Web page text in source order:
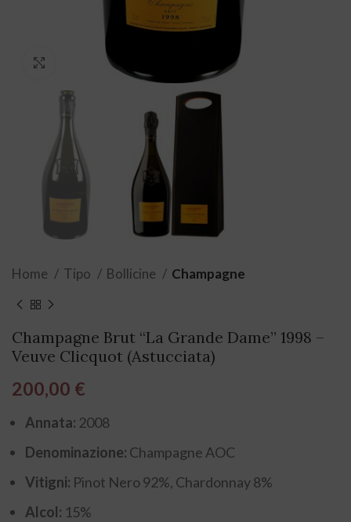
Click to enlarge
Home Tipo Bollicine Champagne
Champagne Brut “La Grande Dame” 1998 –
Veuve Clicquot (Astucciata)
200,00 €
Annata: 2008
Denominazione: Champagne AOC
Vitigni: Pinot Nero 92%, Chardonnay 8%
Alcol: 15%